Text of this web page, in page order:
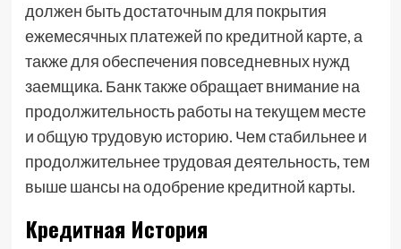
должен быть достаточным для покрытия
ежемесячных платежей по кредитной карте, а
также для обеспечения повседневных нужд
заемщика. Банк также обращает внимание на
продолжительность работы на текущем месте
и общую трудовую историю. Чем стабильнее и
продолжительнее трудовая деятельность, тем
выше шансы на одобрение кредитной карты.
Кредитная История